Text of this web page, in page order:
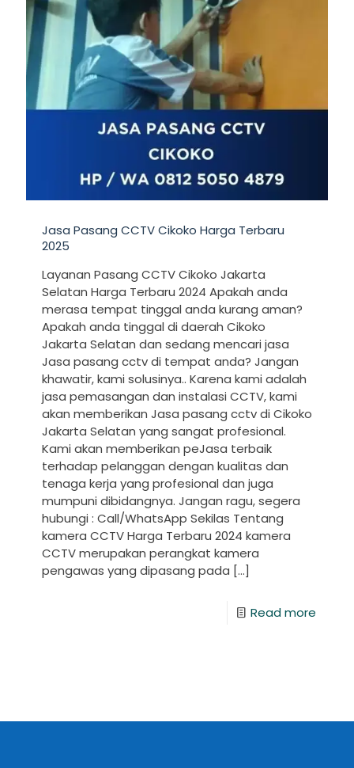
Jasa Pasang CCTV Cikoko Harga Terbaru
2025
Layanan Pasang CCTV Cikoko Jakarta
Selatan Harga Terbaru 2024 Apakah anda
merasa tempat tinggal anda kurang aman?
Apakah anda tinggal di daerah Cikoko
Jakarta Selatan dan sedang mencari jasa
Jasa pasang cctv di tempat anda? Jangan
khawatir, kami solusinya.. Karena kami adalah
jasa pemasangan dan instalasi CCTV, kami
akan memberikan Jasa pasang cctv di Cikoko
Jakarta Selatan yang sangat profesional.
Kami akan memberikan peJasa terbaik
terhadap pelanggan dengan kualitas dan
tenaga kerja yang profesional dan juga
mumpuni dibidangnya. Jangan ragu, segera
hubungi : Call/WhatsApp Sekilas Tentang
kamera CCTV Harga Terbaru 2024 kamera
CCTV merupakan perangkat kamera
pengawas yang dipasang pada […]
Read more